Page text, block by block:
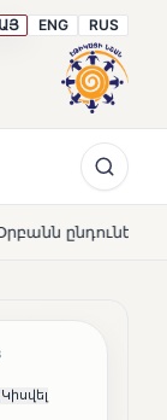
ENG RUS
պարտությունը
Կիսվել